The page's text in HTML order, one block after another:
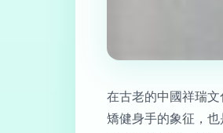
在古老的中國祥瑞
矯健身手的象征，